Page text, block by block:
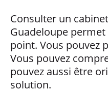
Consulter un
Guadeloupe
point. Vous pouvez
Vous pouvez
pouvez aussi être
solution.